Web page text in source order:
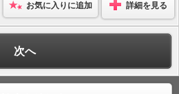
お気に入りに追加 詳細を見る
次へ